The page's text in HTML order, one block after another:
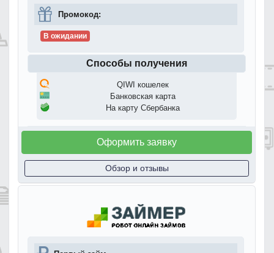
Промокод:
В ожидании
Способы получения
QIWI кошелек
Банковская карта
На карту Сбербанка
Оформить заявку
Обзор и отзывы